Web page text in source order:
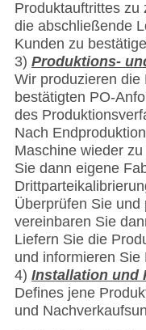
Produktauftrittes zu
die abschließende
Kunden zu
3) Produktions-
Wir produzieren die
bestätigten PO-
des
Nach
Maschine wieder
Sie dann eigene
Überprüfen Sie und
vereinbaren Sie
Liefern Sie die
und informieren Sie
4) Installation und
Defines jene
und